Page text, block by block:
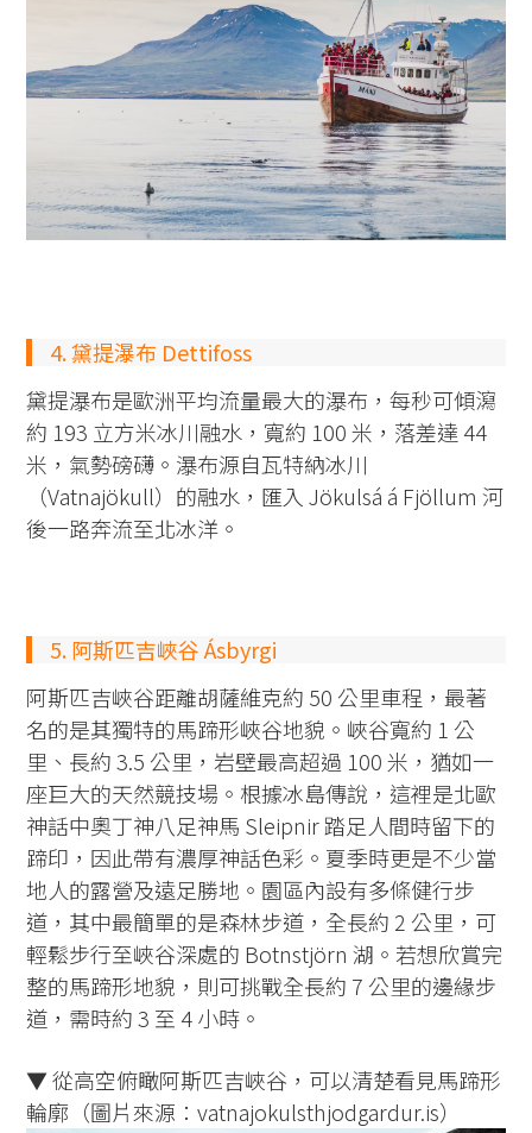
4. 黛提瀑布 Dettifoss
黛提瀑布是歐洲平均流量最大的瀑布，每秒可傾瀉
約 193 立方米冰川融水，寬約 100 米，落差達 44
米，氣勢磅礴。瀑布源自瓦特納冰川
（Vatnajökull）的融水，匯入 Jökulsá á Fjöllum 河
後一路奔流至北冰洋。
5. 阿斯匹吉峽谷 Ásbyrgi
阿斯匹吉峽谷距離胡薩維克約 50 公里車程，最著
名的是其獨特的馬蹄形峽谷地貌。峽谷寬約 1 公
里、長約 3.5 公里，岩壁最高超過 100 米，猶如一
座巨大的天然競技場。根據冰島傳說，這裡是北歐
神話中奧丁神八足神馬 Sleipnir 踏足人間時留下的
蹄印，因此帶有濃厚神話色彩。夏季時更是不少當
地人的露營及遠足勝地。園區內設有多條健行步
道，其中最簡單的是森林步道，全長約 2 公里，可
輕鬆步行至峽谷深處的 Botnstjörn 湖。若想欣賞完
整的馬蹄形地貌，則可挑戰全長約 7 公里的邊緣步
道，需時約 3 至 4 小時。
▼ 從高空俯瞰阿斯匹吉峽谷，可以清楚看見馬蹄形
輪廓（圖片來源：vatnajokulsthjodgardur.is）